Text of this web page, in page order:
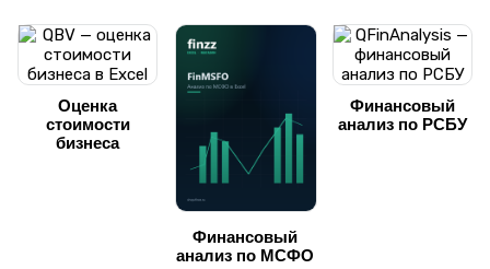
Оценка
стоимости
бизнеса
Финансовый
анализ по МСФО
Финансовый
анализ по РСБУ